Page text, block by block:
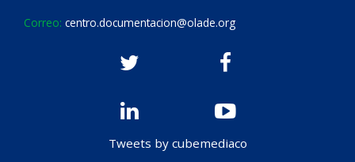
Correo: centro.documentacion@olade.org
Tweets by cubemediaco